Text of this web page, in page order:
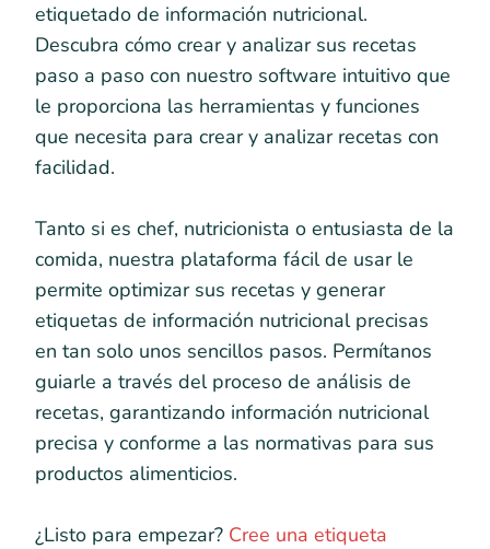
etiquetado de información nutricional.
Descubra cómo crear y analizar sus recetas
paso a paso con nuestro software intuitivo que
le proporciona las herramientas y funciones
que necesita para crear y analizar recetas con
facilidad.
Tanto si es chef, nutricionista o entusiasta de la
comida, nuestra plataforma fácil de usar le
permite optimizar sus recetas y generar
etiquetas de información nutricional precisas
en tan solo unos sencillos pasos. Permítanos
guiarle a través del proceso de análisis de
recetas, garantizando información nutricional
precisa y conforme a las normativas para sus
productos alimenticios.
¿Listo para empezar? Cree una etiqueta